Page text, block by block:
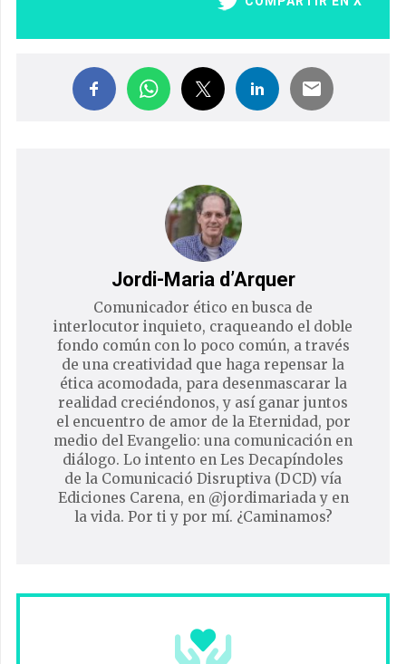
Jordi-Maria d’Arquer
Comunicador ético en busca de
interlocutor inquieto, craqueando el doble
fondo común con lo poco común, a través
de una creatividad que haga repensar la
ética acomodada, para desenmascarar la
realidad creciéndonos, y así ganar juntos
el encuentro de amor de la Eternidad, por
medio del Evangelio: una comunicación en
diálogo. Lo intento en Les Decapíndoles
de la Comunicació Disruptiva (DCD) vía
Ediciones Carena, en @jordimariada y en
la vida. Por ti y por mí. ¿Caminamos?